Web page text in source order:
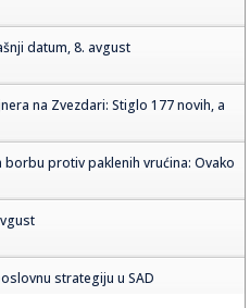
datum, 8. avgust
na Zvezdari: Stiglo 177 novih, a
borbu protiv paklenih vrućina: Ovako
strategiju u SAD